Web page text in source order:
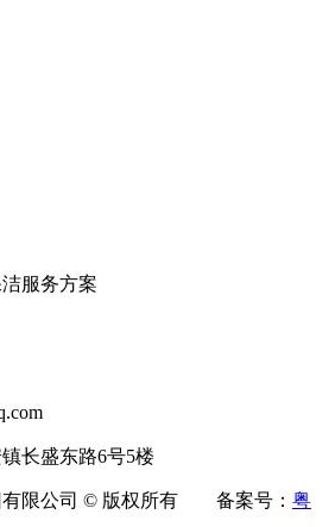
服务方案
长盛东路6号5楼
有限公司 © 版权所有 备案号： 粤